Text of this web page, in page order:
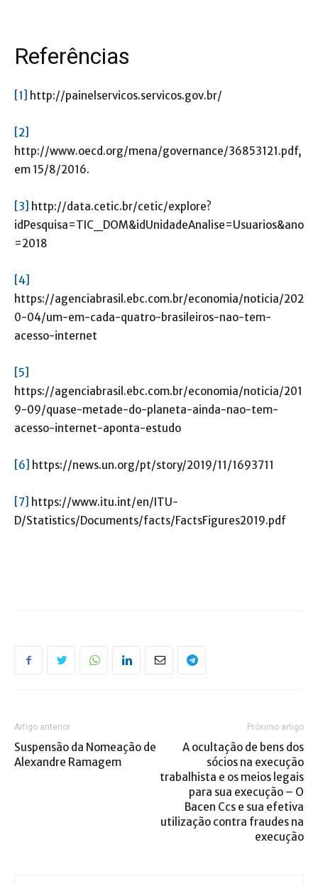
Referências
[1] http://painelservicos.servicos.gov.br/
[2]
http://www.oecd.org/mena/governance/36853121.pdf,
em 15/8/2016.
[3] http://data.cetic.br/cetic/explore?
idPesquisa=TIC_DOM&idUnidadeAnalise=Usuarios&ano
=2018
[4]
https://agenciabrasil.ebc.com.br/economia/noticia/202
0-04/um-em-cada-quatro-brasileiros-nao-tem-
acesso-internet
[5]
https://agenciabrasil.ebc.com.br/economia/noticia/201
9-09/quase-metade-do-planeta-ainda-nao-tem-
acesso-internet-aponta-estudo
[6] https://news.un.org/pt/story/2019/11/1693711
[7] https://www.itu.int/en/ITU-
D/Statistics/Documents/facts/FactsFigures2019.pdf
Artigo anterior
Suspensão da Nomeação de
Alexandre Ramagem
Próximo artigo
A ocultação de bens dos
sócios na execução
trabalhista e os meios legais
para sua execução – O
Bacen Ccs e sua efetiva
utilização contra fraudes na
execução